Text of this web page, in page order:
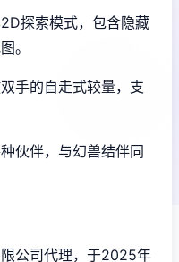
探索模式，包含隐藏
。
手的自走式较量，支
伙伴，与幻兽结伴同
公司代理，于2025年